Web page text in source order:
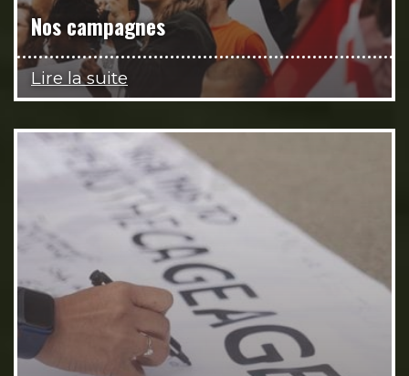
Nos campagnes
Lire la suite